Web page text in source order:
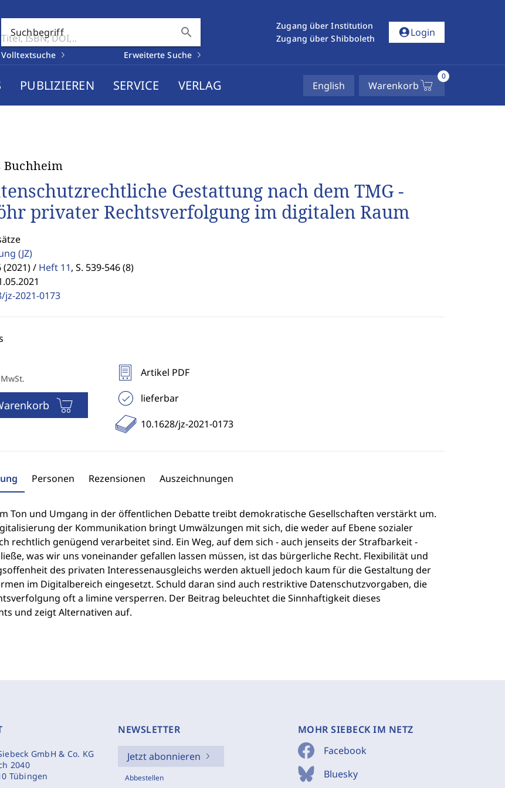
Suchbegriff search
Volltextsuche Erweiterte Suche
Zugang über Institution
Zugang über Shibboleth
account_circleLogin
PUBLIZIEREN SERVICE VERLAG English Warenkorb
0
Buchheim
Gestattung nach dem TMG -
privater Rechtsverfolgung im digitalen Raum
(JZ)
(2021) / Heft 11, S. 539-546 (8)
jz-2021-0173
Artikel PDF
lieferbar
10.1628/jz-2021-0173
Personen Rezensionen Auszeichnungen
Ton und Umgang in der öffentlichen Debatte treibt demokratische Gesellschaften verstärkt um.
der Kommunikation bringt Umwälzungen mit sich, die weder auf Ebene sozialer
rechtlich genügend verarbeitet sind. Ein Weg, auf dem sich - auch jenseits der Strafbarkeit -
was wir uns voneinander gefallen lassen müssen, ist das bürgerliche Recht. Flexibilität und
des privaten Interessenausgleichs werden aktuell jedoch kaum für die Gestaltung der
im Digitalbereich eingesetzt. Schuld daran sind auch restriktive Datenschutzvorgaben, die
oft a limine versperren. Der Beitrag beleuchtet die Sinnhaftigkeit dieses
und zeigt Alternativen auf.
GmbH & Co. KG
2040
Tübingen
NEWSLETTER
Jetzt abonnieren
Abbestellen
MOHR SIEBECK IM NETZ
Facebook
Bluesky